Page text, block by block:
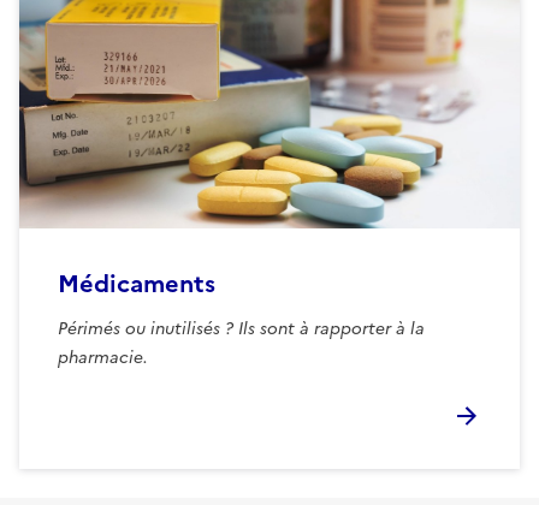
Médicaments
Périmés ou inutilisés ? Ils sont à rapporter à la
pharmacie.